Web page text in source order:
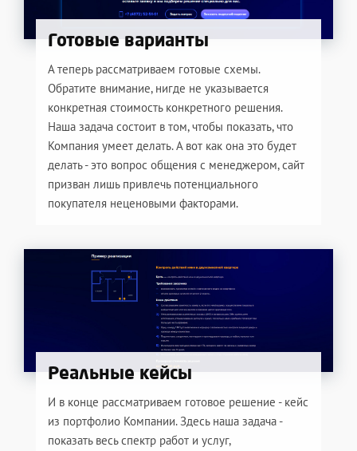
Готовые варианты
А теперь рассматриваем готовые схемы.
Обратите внимание, нигде не указывается
конкретная стоимость конкретного решения.
Наша задача состоит в том, чтобы показать, что
Компания умеет делать. А вот как она это будет
делать - это вопрос общения с менеджером, сайт
призван лишь привлечь потенциального
покупателя неценовыми факторами.
Реальные кейсы
И в конце рассматриваем готовое решение - кейс
из портфолио Компании. Здесь наша задача -
показать весь спектр работ и услуг,